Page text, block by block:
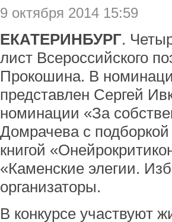
9 октября 2014 15:59
ЕКАТЕРИНБУРГ.
лист Всероссийского
Прокошина. В
представлен Сергей
номинации «За
Домрачева с
книгой
«Каменские элегии.
организаторы.
В конкурсе участвуют